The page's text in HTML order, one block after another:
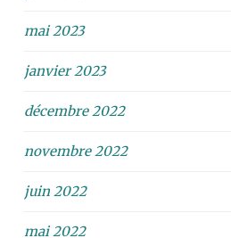
mai 2023
janvier 2023
décembre 2022
novembre 2022
juin 2022
mai 2022